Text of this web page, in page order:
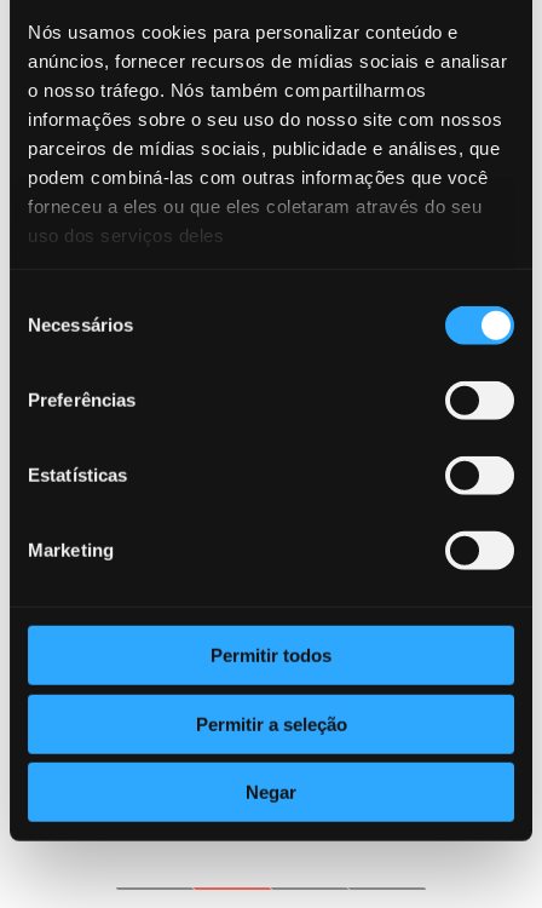
Nós usamos cookies para personalizar conteúdo e
anúncios, fornecer recursos de mídias sociais e analisar
o nosso tráfego. Nós também compartilharmos
informações sobre o seu uso do nosso site com nossos
parceiros de mídias sociais, publicidade e análises, que
podem combiná-las com outras informações que você
forneceu a eles ou que eles coletaram através do seu
uso dos serviços deles
Necessários
Preferências
Estatísticas
Marketing
Permitir todos
Permitir a seleção
Negar
Job
Python Developer
Rodrigo Africani